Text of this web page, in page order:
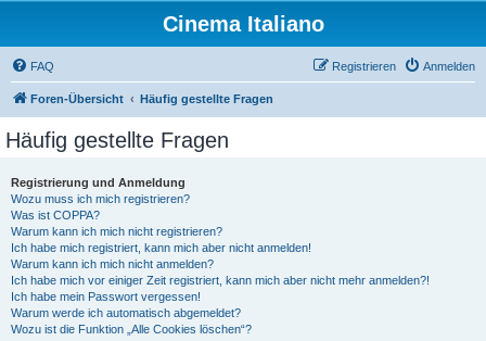
Cinema Italiano
FAQ Anmelden
Registrieren
Foren-Übersicht Häufig gestellte Fragen
Häufig gestellte Fragen
Registrierung und Anmeldung
Wozu muss ich mich registrieren?
Was ist COPPA?
Warum kann ich mich nicht registrieren?
Ich habe mich registriert, kann mich aber nicht anmelden!
Warum kann ich mich nicht anmelden?
Ich habe mich vor einiger Zeit registriert, kann mich aber nicht mehr anmelden?!
Ich habe mein Passwort vergessen!
Warum werde ich automatisch abgemeldet?
Wozu ist die Funktion „Alle Cookies löschen“?